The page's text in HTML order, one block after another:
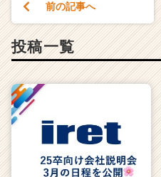
前の記事へ
投稿一覧